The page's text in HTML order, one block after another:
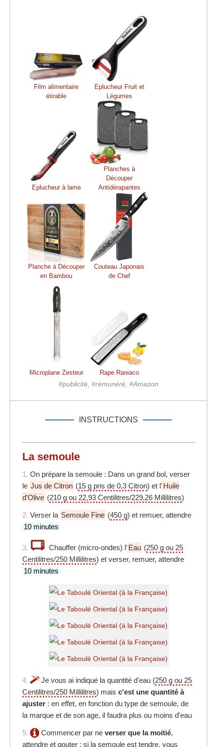
Film alimentaire
étirable
Eplucheur Fruit et
Légumes
Eplucheur à lame
Planches à
Découper
Antidérapantes
Planche à Découper
en Bambou
Couteau Japonais
de Chef
Microplane Zesteur Rape Raniaco
#publicité, #rémunéré, #Amazon
INSTRUCTIONS
La semoule
1. On prépare la semoule : Dans un grand bol, verser
le Jus de Citron (15 g pris de 0,3 Citron) et l' Huile
d'Olive (210 g ou 22,93 Centilitres/229,26 Millilitres)
2. Verser la Semoule Fine (450 g) et remuer, attendre
10 minutes
3. Chauffer (micro-ondes) l' Eau (250 g ou 25
Centilitres/250 Millilitres) et verser, remuer, attendre
10 minutes
4. Je vous ai indiqué la quantité d'eau (250 g ou 25
Centilitres/250 Millilitres) mais c'est une quantité à
ajuster : en effet, en fonction du type de semoule, de
la marque et de son age, il faudra plus ou moins d'eau
5. Commencer par ne verser que la moitié,
attendre et gouter : si la semoule est tendre, vous